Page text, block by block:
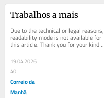
Trabalhos a mais
Due to the technical or legal reasons,
readability mode is not available for
this article. Thank you for your kind
19.04.2026
40
Correio da
Manhã